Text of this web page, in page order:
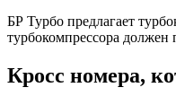
БР Турбо предлагает
турбокомпрессора должен
Кросс номера,